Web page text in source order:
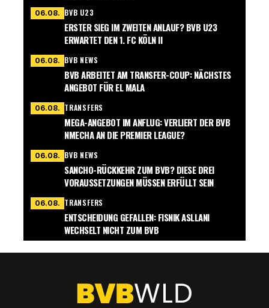
06.08. BVB U23
ERSTER SIEG IM ZWEITEN ANLAUF? BVB U23
ERWARTET DEN 1. FC KÖLN II
06.08. BVB NEWS
BVB ARBEITET AM TRANSFER-COUP: NÄCHSTES
ANGEBOT FÜR EL MALA
06.08. TRANSFERS
MEGA-ANGEBOT IM ANFLUG: VERLIERT DER BVB
NMECHA AN DIE PREMIER LEAGUE?
06.08. BVB NEWS
SANCHO-RÜCKKEHR ZUM BVB? DIESE DREI
VORAUSSETZUNGEN MÜSSEN ERFÜLLT SEIN
06.08. TRANSFERS
ENTSCHEIDUNG GEFALLEN: FISNIK ASLLANI
WECHSELT NICHT ZUM BVB